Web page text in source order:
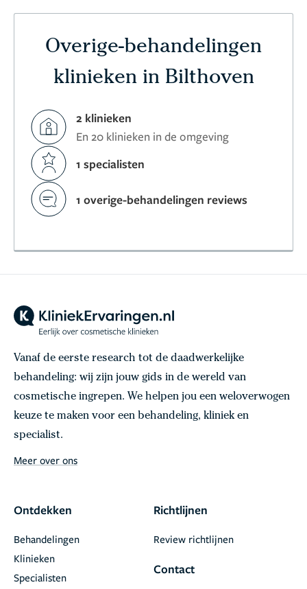
Overige-behandelingen
klinieken in Bilthoven
2 klinieken
En 20 klinieken in de omgeving
1 specialisten
1 overige-behandelingen reviews
Vanaf de eerste research tot de daadwerkelijke
behandeling: wij zijn jouw gids in de wereld van
cosmetische ingrepen. We helpen jou een weloverwogen
keuze te maken voor een behandeling, kliniek en
specialist.
Meer over ons
Ontdekken
Behandelingen
Klinieken
Specialisten
Richtlijnen
Review richtlijnen
Contact